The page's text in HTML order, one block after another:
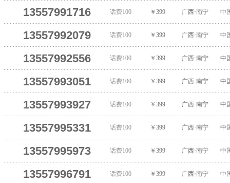
13557991716 话费100 ￥399 广西·南宁 中
13557992079 话费100 ￥399 广西·南宁 中
13557992556 话费100 ￥399 广西·南宁 中
13557993051 话费100 ￥399 广西·南宁 中
13557993927 话费100 ￥399 广西·南宁 中
13557995331 话费100 ￥399 广西·南宁 中
13557995973 话费100 ￥399 广西·南宁 中
13557996791 话费100 ￥399 广西·南宁 中